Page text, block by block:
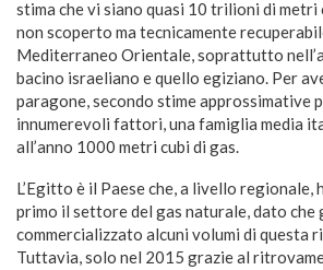
stima che vi siano quasi 10 trilioni di metri
non scoperto ma tecnicamente
Mediterraneo Orientale, soprattutto
bacino israeliano e quello egiziano. Per
paragone, secondo stime approssimative
innumerevoli fattori, una famiglia media
all’anno 1000 metri cubi di gas.
L’Egitto è il Paese che, a livello regionale,
primo il settore del gas naturale, dato che
commercializzato alcuni volumi di questa
Tuttavia, solo nel 2015 grazie al